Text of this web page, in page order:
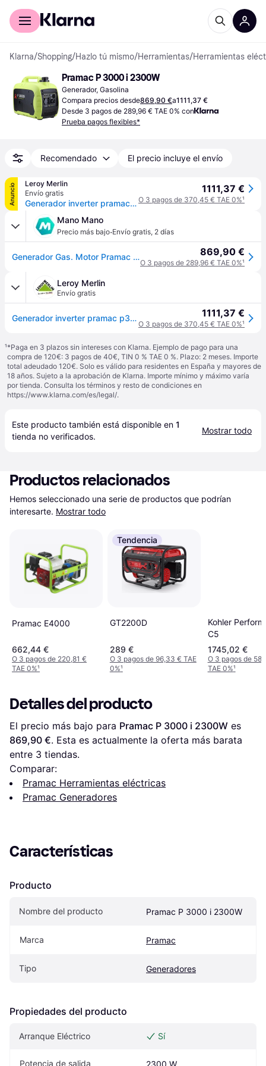
Comprar con Klarna
Klarna/Shopping/Hazlo tú mismo/Herramientas/Herramientas
Pramac P 3000 i 2300W
Generador, Gasolina
Compara precios desde869,90 €a1111,37 €
Desde 3 pagos de 289,96 € TAE 0% con
Prueba pagos flexibles*
Recomendado El precio incluye el envío
Anuncio
Leroy Merlin
Envío gratis
Generador inverter pramac p3000i - 2,5 kw - arranque manual - 230v - 61 db - ultra silencioso, camping y hogar,conexión en paralelo, duplica su potencia
1111,37 €
O 3 pagos de 370,45 € TAE 0%¹
Mano Mano
Precio más bajo·Envío gratis, 2 días
Generador Gas. Motor Pramac Ohv 230v Ver P3000i Inverter Pra 869,90 €
O 3 pagos de 289,96 € TAE 0%¹
Leroy Merlin
Envío gratis
Generador inverter pramac p3000i - 2,5 kw - arranque manual - 230v - 61 db - ultra silencioso, camping y hogar,conexión en paralelo, duplica su potencia 1111,37 €
O 3 pagos de 370,45 € TAE 0%¹
¹*Paga en 3 plazos sin intereses con Klarna. Ejemplo de pago para una
compra de 120€: 3 pagos de 40€, TIN 0 % TAE 0 %. Plazo: 2 meses. Importe
total adeudado 120€. Solo es válido para residentes en España y mayores de
18 años. Sujeto a la aprobación de Klarna. Importe mínimo y máximo varía
por tienda. Consulta los términos y resto de condiciones en
https://www.klarna.com/es/legal/.
Este producto también está disponible en 1
tienda no verificados.
Mostrar todo
Productos relacionados
Hemos seleccionado una serie de productos que podrían
interesarte. Mostrar todo
Pramac E4000
662,44 €
O 3 pagos de 220,81 €
TAE 0%¹
Tendencia
GT2200D
289 €
O 3 pagos de 96,33 € TAE
0%¹
Kohler
C5
1745,02 €
O 3 pagos de
TAE 0%¹
Detalles del producto
El precio más bajo para Pramac P 3000 i 2300W
869,90 €. Esta es actualmente la oferta más barata
entre 3 tiendas.
Comparar:
Pramac Herramientas eléctricas
Pramac Generadores
Características
Producto
Nombre del producto Pramac P 3000 i 2300W
Marca Pramac
Tipo Generadores
Propiedades del producto
Arranque Eléctrico Sí
Potencia de salida 2300 W